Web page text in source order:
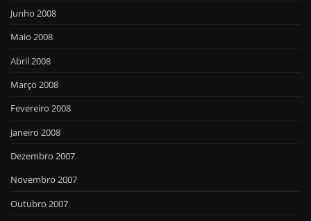
Junho 2008
Maio 2008
Abril 2008
Março 2008
Fevereiro 2008
Janeiro 2008
Dezembro 2007
Novembro 2007
Outubro 2007